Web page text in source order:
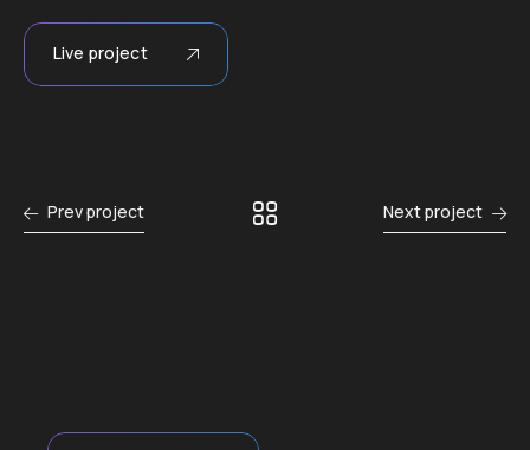
Live project
Prev project Next project